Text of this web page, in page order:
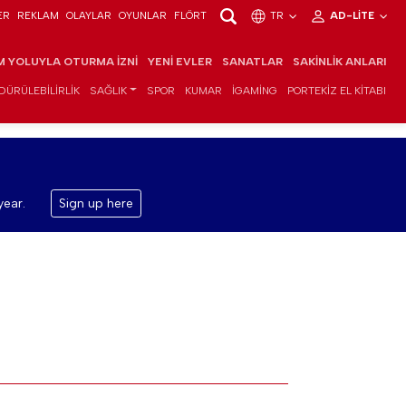
REKLAM OLAYLAR OYUNLAR FLÖRT TR AD-LITE
YOLUYLA OTURMA İZNI YENI EVLER SANATLAR SAKINLIK ANLARI
SAĞLIK SPOR KUMAR IGAMING PORTEKIZ EL KITABI
Sign up here